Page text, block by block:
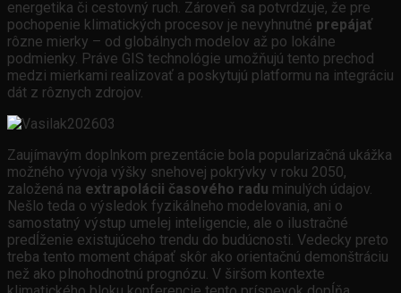
energetika či cestovný ruch. Zároveň sa potvrdzuje, že pre
pochopenie klimatických procesov je nevyhnutné prepájať
rôzne mierky – od globálnych modelov až po lokálne
podmienky. Práve GIS technológie umožňujú tento prechod
medzi mierkami realizovať a poskytujú platformu na integráciu
dát z rôznych zdrojov.
Zaujímavým doplnkom prezentácie bola popularizačná ukážka
možného vývoja výšky snehovej pokrývky v roku 2050,
založená na extrapolácii časového radu minulých údajov.
Nešlo teda o výsledok fyzikálneho modelovania, ani o
samostatný výstup umelej inteligencie, ale o ilustračné
predĺženie existujúceho trendu do budúcnosti. Vedecky preto
treba tento moment chápať skôr ako orientačnú demonštráciu
než ako plnohodnotnú prognózu. V širšom kontexte